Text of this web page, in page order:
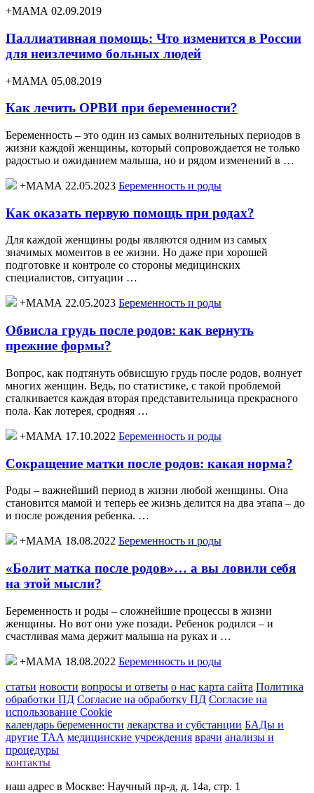
+МАМА 02.09.2019
Паллиативная помощь: Что изменится в России
для неизлечимо больных людей
+МАМА 05.08.2019
Как лечить ОРВИ при беременности?
Беременность – это один из самых волнительных периодов в
жизни каждой женщины, который сопровождается не только
радостью и ожиданием малыша, но и рядом изменений в …
+МАМА 22.05.2023 Беременность и роды
Как оказать первую помощь при родах?
Для каждой женщины роды являются одним из самых
значимых моментов в ее жизни. Но даже при хорошей
подготовке и контроле со стороны медицинских
специалистов, ситуации …
+МАМА 22.05.2023 Беременность и роды
Обвисла грудь после родов: как вернуть
прежние формы?
Вопрос, как подтянуть обвисшую грудь после родов, волнует
многих женщин. Ведь, по статистике, с такой проблемой
сталкивается каждая вторая представительница прекрасного
пола. Как лотерея, сродняя …
+МАМА 17.10.2022 Беременность и роды
Сокращение матки после родов: какая норма?
Роды – важнейший период в жизни любой женщины. Она
становится мамой и теперь ее жизнь делится на два этапа – до
и после рождения ребенка. …
+МАМА 18.08.2022 Беременность и роды
«Болит матка после родов»… а вы ловили себя
на этой мысли?
Беременность и роды – сложнейшие процессы в жизни
женщины. Но вот они уже позади. Ребенок родился – и
счастливая мама держит малыша на руках и …
+МАМА 18.08.2022 Беременность и роды
статьи новости вопросы и ответы о нас карта сайта Политика
обработки ПД Согласие на обработку ПД Согласие на
использование Cookie
календарь беременности лекарства и субстанции БАДы и
другие ТАА медицинские учреждения врачи анализы и
процедуры
контакты
наш адрес в Москве: Научный пр-д, д. 14а, стр. 1